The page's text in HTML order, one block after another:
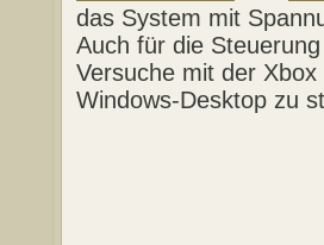
das System mit
Auch für die
Versuche mit der
Windows-Desktop zu